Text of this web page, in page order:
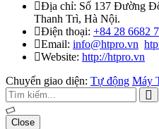
Địa chỉ: Số 137 Đường
Thanh Trì, Hà Nội.
Điện thoại: +84 28 6682
Email: info@htpro.vn
Website: http://htpro.vn
Chuyển giao diện: Tự động Máy
Close